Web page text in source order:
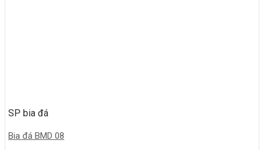
SP bia đá
Bia đá BMD 08